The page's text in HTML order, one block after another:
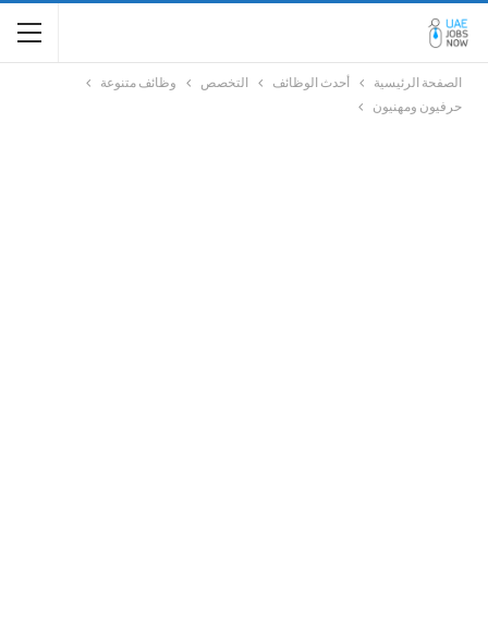
الصفحة الرئيسية أحدث الوظائف التخصص
وظائف متنوعة
حرفيون ومهنيون